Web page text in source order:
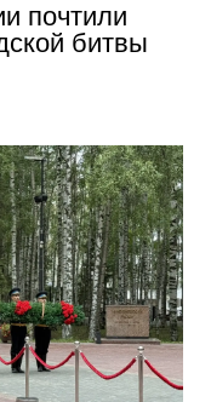
почтили
битвы